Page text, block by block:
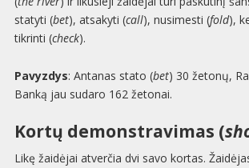
statyti (bet), atsakyti (call), nusimesti (fold),
tikrinti (check).
Pavyzdys: Antanas stato (bet) 30 žetonų,
Banką jau sudaro 162 žetonai.
Kortų demonstravimas (
Likę žaidėjai atverčia dvi savo kortas.